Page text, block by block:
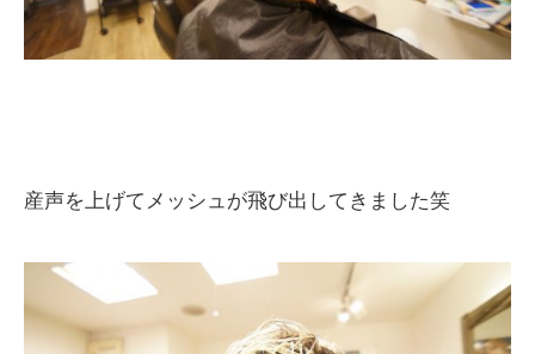
産声を上げてメッシュが飛び出してきました笑